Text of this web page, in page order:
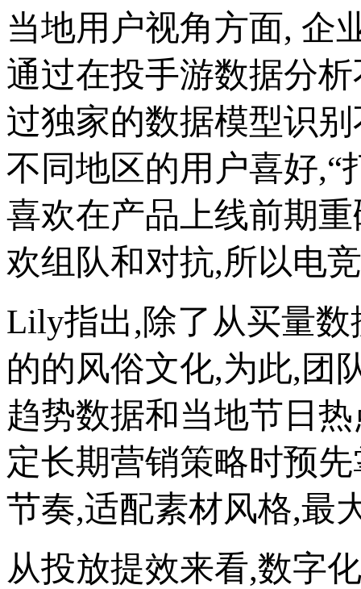
当地用户视角方面, 企
通过在投手游数据分
过独家的数据模型识
不同地区的用户喜好,“
喜欢在产品上线前期
欢组队和对抗,所以电
Lily指出,除了从买量
的的风俗文化,为此,团
趋势数据和当地节日
定长期营销策略时预
节奏,适配素材风格,最
从投放提效来看,数字